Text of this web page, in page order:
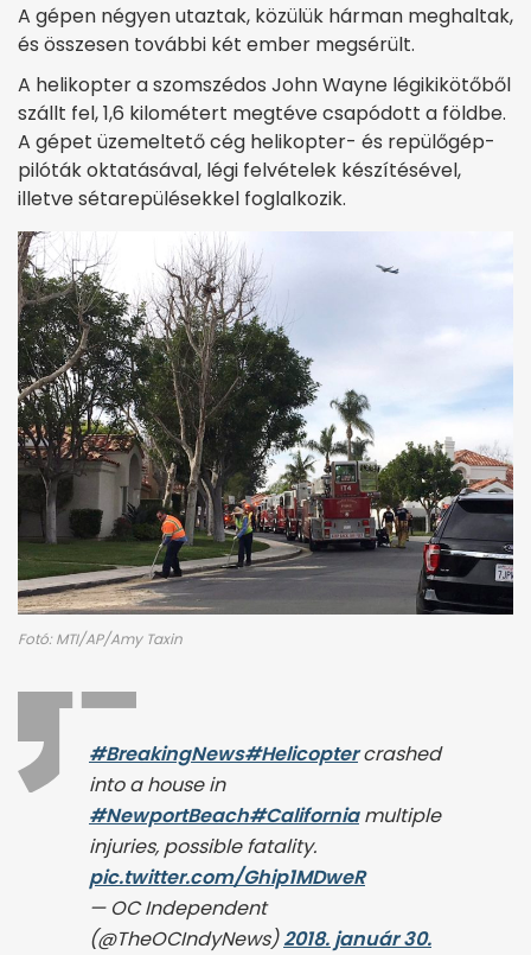
A gépen négyen utaztak, közülük hárman meghaltak,
és összesen további két ember megsérült.
A helikopter a szomszédos John Wayne légikikötőből
szállt fel, 1,6 kilométert megtéve csapódott a földbe.
A gépet üzemeltető cég helikopter- és repülőgép-
pilóták oktatásával, légi felvételek készítésével,
illetve sétarepülésekkel foglalkozik.
Fotó: MTI/AP/Amy Taxin
#BreakingNews#Helicoptercrashed
into a house in
#NewportBeach#Californiamultiple
injuries, possible fatality.
pic.twitter.com/Ghip1MDweR
— OC Independent
(@TheOCIndyNews)2018. január 30.